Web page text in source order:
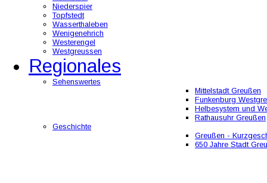
Niederspier
Topfstedt
Wasserthaleben
Wenigenehrich
Westerengel
Westgreussen
Regionales
Sehenswertes
Mittelstadt Greußen
Funkenburg
Helbesystem und
Rathausuhr Greußen
Geschichte
Greußen -
650 Jahre Stadt